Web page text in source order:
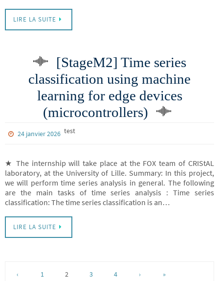
LIRE LA SUITE
[StageM2] Time series
classification using machine
learning for edge devices
(microcontrollers)
test
24 janvier 2026
★ The internship will take place at the FOX team of CRIStAL
laboratory, at the University of Lille. Summary: In this project,
we will perform time series analysis in general. The following
are the main tasks of time series analysis : Time series
classification: The time series classification is an…
LIRE LA SUITE
‹ 1 2 3 4 › »